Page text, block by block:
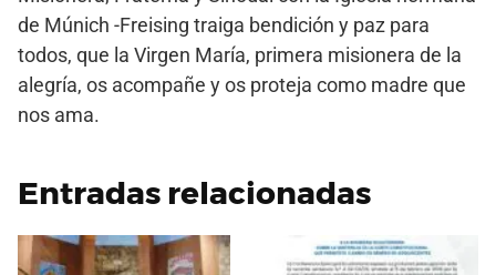
de Múnich -Freising traiga bendición y paz para
todos, que la Virgen María, primera misionera de la
alegría, os acompañe y os proteja como madre que
nos ama.
Entradas relacionadas